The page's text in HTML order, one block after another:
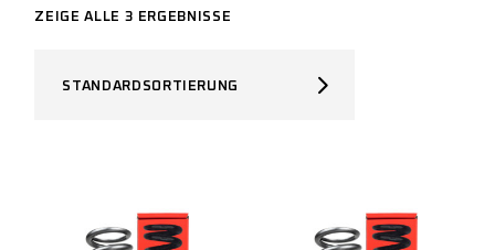
ZEIGE ALLE 3 ERGEBNISSE
STANDARDSORTIERUNG